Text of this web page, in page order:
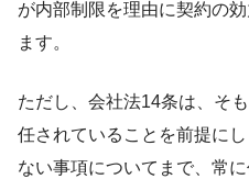
が内部制限を理由に契約の
ます。
ただし、会社法14条は、そ
任されていることを前提に
ない事項についてまで、常